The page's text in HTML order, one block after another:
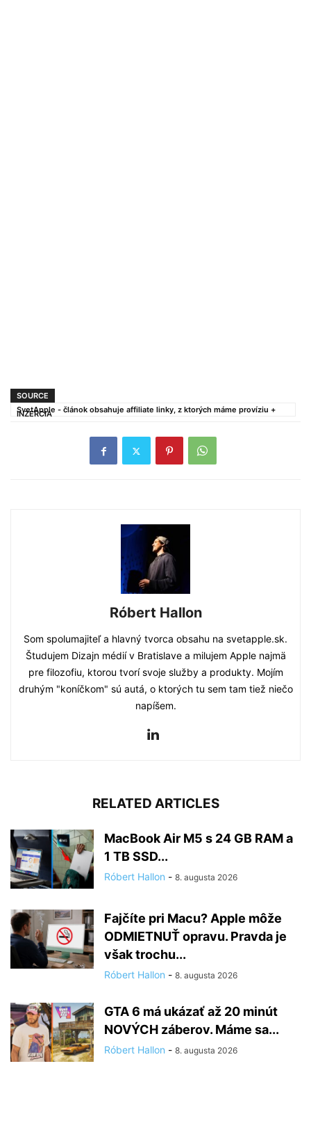
SOURCE
SvetApple - článok obsahuje affiliate linky, z ktorých máme províziu +
INZERCIA
Róbert Hallon
Som spolumajiteľ a hlavný tvorca obsahu na svetapple.sk.
Študujem Dizajn médií v Bratislave a milujem Apple najmä
pre filozofiu, ktorou tvorí svoje služby a produkty. Mojím
druhým "koníčkom" sú autá, o ktorých tu sem tam tiež niečo
napíšem.
RELATED ARTICLES
MacBook Air M5 s 24 GB RAM a
1 TB SSD...
Róbert Hallon - 8. augusta 2026
Fajčíte pri Macu? Apple môže
ODMIETNUŤ opravu. Pravda je
však trochu...
Róbert Hallon - 8. augusta 2026
GTA 6 má ukázať až 20 minút
NOVÝCH záberov. Máme sa...
Róbert Hallon - 8. augusta 2026